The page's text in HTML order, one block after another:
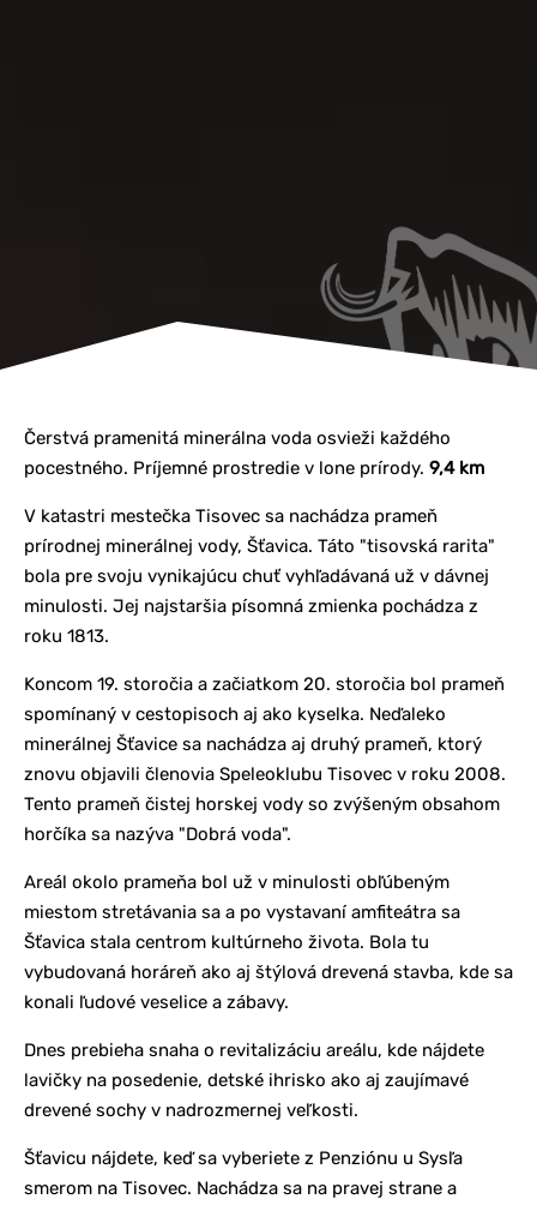
Čerstvá pramenitá minerálna voda osvieži každého
pocestného. Príjemné prostredie v lone prírody. 9,4 km
V katastri mestečka Tisovec sa nachádza prameň
prírodnej minerálnej vody, Šťavica. Táto "tisovská rarita"
bola pre svoju vynikajúcu chuť vyhľadávaná už v dávnej
minulosti. Jej najstaršia písomná zmienka pochádza z
roku 1813.
Koncom 19. storočia a začiatkom 20. storočia bol prameň
spomínaný v cestopisoch aj ako kyselka. Neďaleko
minerálnej Šťavice sa nachádza aj druhý prameň, ktorý
znovu objavili členovia Speleoklubu Tisovec v roku 2008.
Tento prameň čistej horskej vody so zvýšeným obsahom
horčíka sa nazýva "Dobrá voda".
Areál okolo prameňa bol už v minulosti obľúbeným
miestom stretávania sa a po vystavaní amfiteátra sa
Šťavica stala centrom kultúrneho života. Bola tu
vybudovaná horáreň ako aj štýlová drevená stavba, kde sa
konali ľudové veselice a zábavy.
Dnes prebieha snaha o revitalizáciu areálu, kde nájdete
lavičky na posedenie, detské ihrisko ako aj zaujímavé
drevené sochy v nadrozmernej veľkosti.
Šťavicu nájdete, keď sa vyberiete z Penziónu u Sysľa
smerom na Tisovec. Nachádza sa na pravej strane a